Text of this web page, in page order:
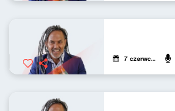
7 czerwca 2026